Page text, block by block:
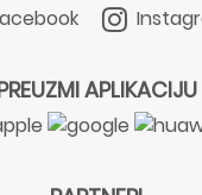
APLIKACIJU